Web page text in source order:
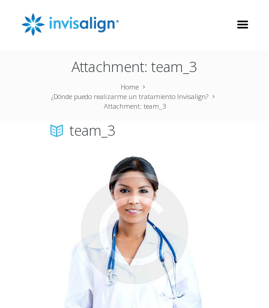
Attachment: team_3
Home
¿Dónde puedo realizarme un tratamiento Invisalign?
Attachment: team_3
team_3